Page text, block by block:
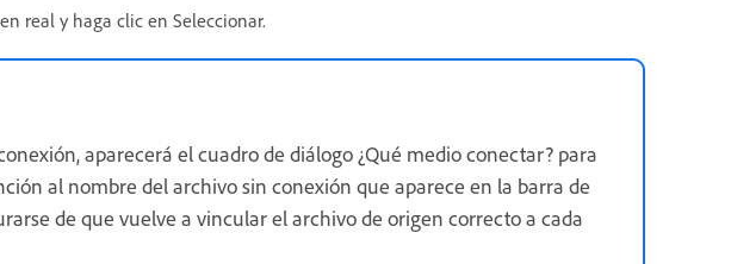
real y haga clic en Seleccionar.
aparecerá el cuadro de diálogo ¿Qué medio conectar? para
al nombre del archivo sin conexión que aparece en la barra de
de que vuelve a vincular el archivo de origen correcto a cada